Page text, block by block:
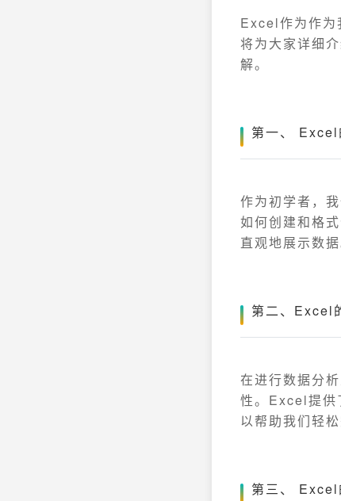
Excel作为作为
将为大家详细
解。
第一、 Excel
作为初学者，
如何创建和格
直观地展示数据
第二、Excel
在进行数据分
性。Excel提供
以帮助我们轻
第三、 Excel